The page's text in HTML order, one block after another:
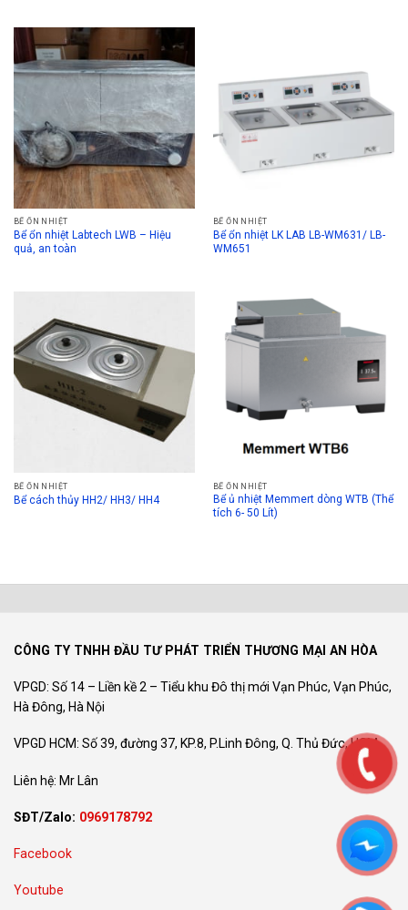
BỂ ỔN NHIỆT
Bể ổn nhiệt Labtech LWB – Hiệu
quả, an toàn
BỂ ỔN NHIỆT
Bể ổn nhiệt LK LAB LB-WM631/ LB-
WM651
BỂ ỔN NHIỆT
Bể cách thủy HH2/ HH3/ HH4
BỂ ỔN NHIỆT
Bể ủ nhiệt Memmert dòng WTB (Thể
tích 6- 50 Lít)
CÔNG TY TNHH ĐẦU TƯ PHÁT TRIỂN THƯƠNG MẠI AN HÒA
VPGD: Số 14 – Liền kề 2 – Tiểu khu Đô thị mới Vạn Phúc, Vạn Phúc,
Hà Đông, Hà Nội
VPGD HCM: Số 39, đường 37, KP.8, P.Linh Đông, Q. Thủ Đức, HCM
Liên hệ: Mr Lân
SĐT/Zalo: 0969178792
Facebook
Youtube